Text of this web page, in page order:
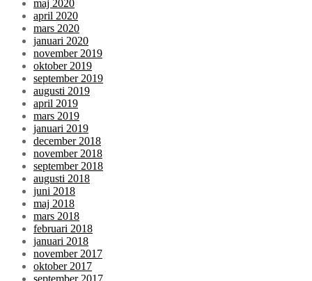
maj 2020
april 2020
mars 2020
januari 2020
november 2019
oktober 2019
september 2019
augusti 2019
april 2019
mars 2019
januari 2019
december 2018
november 2018
september 2018
augusti 2018
juni 2018
maj 2018
mars 2018
februari 2018
januari 2018
november 2017
oktober 2017